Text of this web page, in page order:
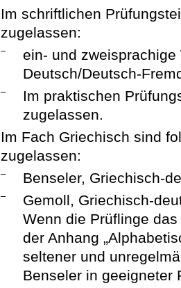
Im schriftlichen
zugelassen:
–
ein- und
Deutsch/Deutsch-
–
Im praktischen
zugelassen.
Im Fach Griechisch sind
zugelassen:
– Benseler, Griechisch-
–
Gemoll, Griechisch-
Wenn die Prüflinge
der Anhang
seltener und
Benseler in geeigneter